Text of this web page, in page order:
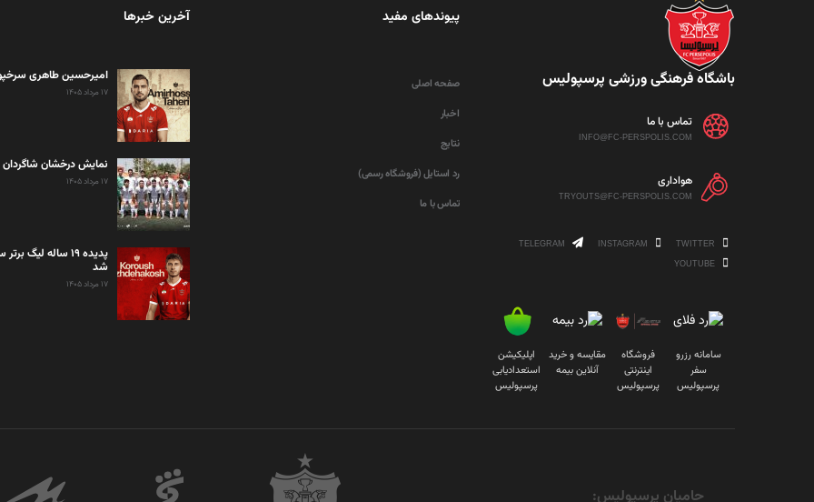
باشگاه فرهنگی ورزشی پرسپولیس
تماس با ما
INFO@FC-PERSPOLIS.COM
هواداری
TRYOUTS@FC-PERSPOLIS.COM
سامانه رزرو
سفر
پرسپولیس
فروشگاه
اینترنتی
پرسپولیس
مقایسه و خرید
آنلاین بیمه
اپلیکیشن
استعدادیابی
پرسپولیس
پیوندهای مفید
صفحه اصلی
اخبار
نتایج
رد استایل (فروشگاه رسمی)
تماس با ما
آخرین خبرها
امیرحسین طاهری
۱۷ مرداد ۱۴۰۵
نمایش درخشان
۱۷ مرداد ۱۴۰۵
پدیده ۱۹ ساله لیگ
شد
۱۷ مرداد ۱۴۰۵
حامیان پرسپولیس: